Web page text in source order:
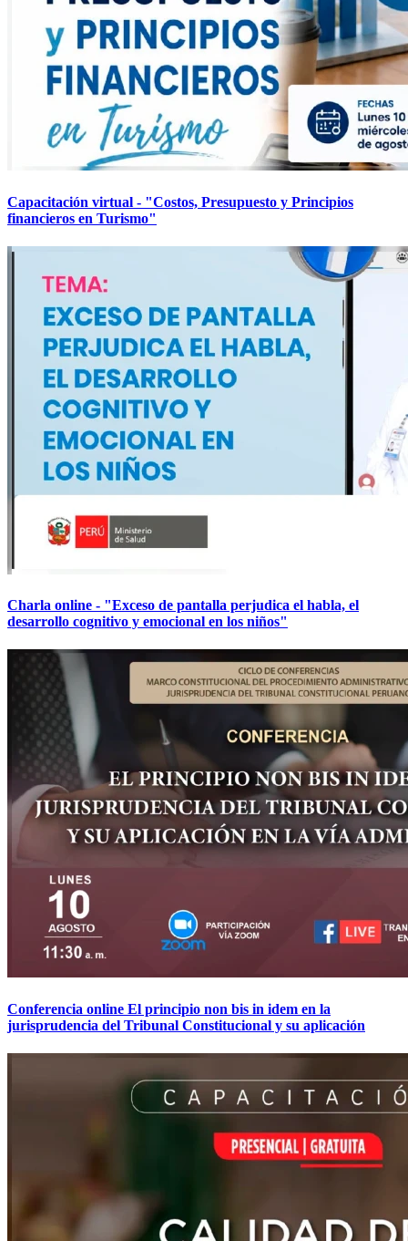
Capacitación virtual - "Costos, Presupuesto y Principios
financieros en Turismo"
Charla online - "Exceso de pantalla perjudica el habla, el
desarrollo cognitivo y emocional en los niños"
Conferencia online El principio non bis in idem en la
jurisprudencia del Tribunal Constitucional y su aplicación